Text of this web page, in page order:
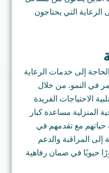
التي يحتاجون
إلى خدمات الرعاية
في النمو. من خلال
الاحتياجات الفريدة
المنزلية مساعدة كبار
مع تقدمهم في
المراقبة والدعم
حيويًا في ضمان رفاهية